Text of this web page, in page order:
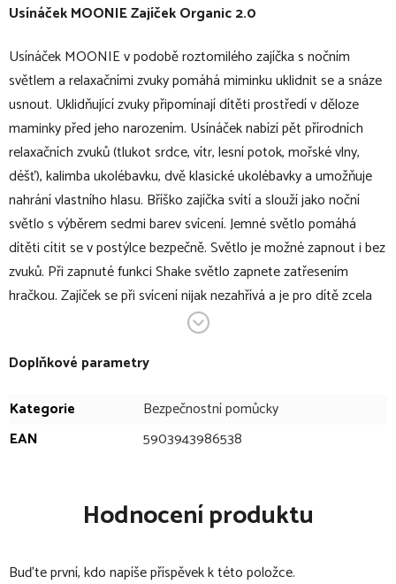
Usínáček MOONIE Zajíček Organic 2.0
Usínáček MOONIE v podobě roztomilého zajíčka s nočním
světlem a relaxačními zvuky pomáhá miminku uklidnit se a snáze
usnout. Uklidňující zvuky připomínají dítěti prostředí v děloze
maminky před jeho narozením. Usínáček nabízí pět přírodních
relaxačních zvuků (tlukot srdce, vítr, lesní potok, mořské vlny,
déšť), kalimba ukolébavku, dvě klasické ukolébavky a umožňuje
nahrání vlastního hlasu. Bříško zajíčka svítí a slouží jako noční
světlo s výběrem sedmi barev svícení. Jemné světlo pomáhá
dítěti cítit se v postýlce bezpečně. Světlo je možné zapnout i bez
zvuků. Při zapnuté funkci Shake světlo zapnete zatřesením
hračkou. Zajíček se při svícení nijak nezahřívá a je pro dítě zcela
z cetifikované organické bavlny, barvené netoxickými barvami.
hnojiv. Při pěstování organické bavlny se používá o 50% méně
vody ve srovnání s průmyslovým pěstováním. Výplň hračky tvoří
vhodné pro děti od narození
Doplňkové parametry
Kategorie
Bezpečnostní pomůcky
EAN
5903943986538
Hodnocení produktu
Buďte první, kdo napíše příspěvek k této položce.